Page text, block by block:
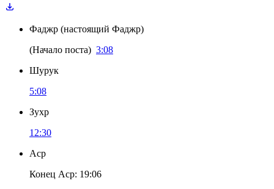
Фаджр (настоящий Фаджр)
(Начало поста) 3:08
Шурук
5:08
Зухр
12:30
Аср
Конец Аср: 19:06